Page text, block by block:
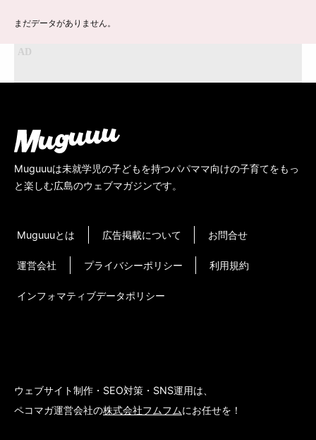
まだデータがありません。
Muguuuは未就学児の子どもを持つパパママ向けの子育てをもっ
と楽しむ広島のウェブマガジンです。
Muguuuとは 広告掲載について お問合せ
運営会社 プライバシーポリシー 利用規約
インフォマティブデータポリシー
ウェブサイト制作・SEO対策・SNS運用は、
ペコマガ運営会社の株式会社フムフムにお任せを！